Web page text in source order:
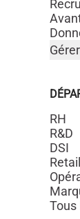
RH
R&D
DSI